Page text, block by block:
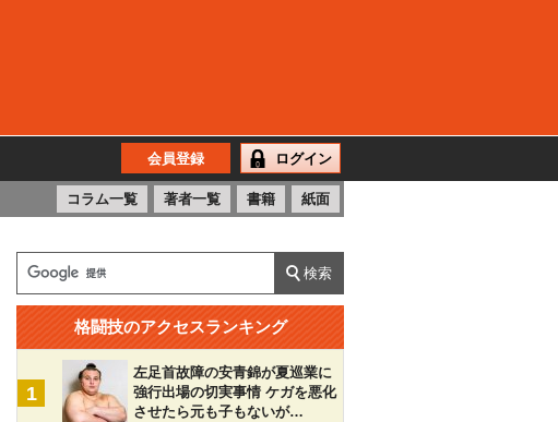
会員登録 ログイン
コラム一覧 著者一覧 書籍 紙面
格闘技のアクセスランキング
1
左足首故障の安青錦が夏巡業に
強行出場の切実事情 ケガを悪化
させたら元も子もないが…